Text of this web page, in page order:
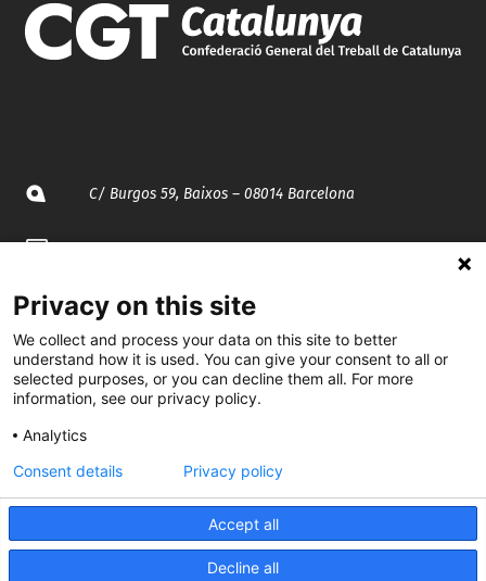
C/ Burgos 59, Baixos – 08014 Barcelona
935 120 481
@CGTCatalunya
cgtcatalunya
Privacy on this site
We collect and process your data on this site to better
understand how it is used. You can give your consent to all or
selected purposes, or you can decline them all. For more
information, see our privacy policy.
Analytics
Accept all
Decline all
Consent details Privacy policy